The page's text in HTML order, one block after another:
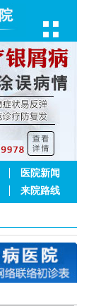
医院新闻
来院路线